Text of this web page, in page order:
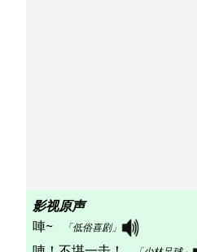
影视原声
唓~
「低俗喜剧」